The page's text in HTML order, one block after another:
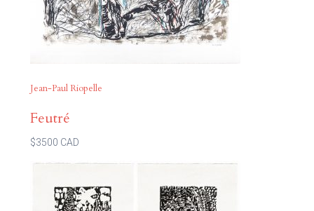
Jean-Paul Riopelle
Feutré
$3500 CAD